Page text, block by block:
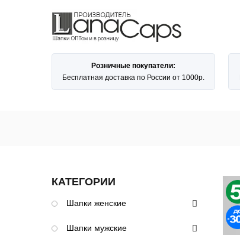
Розничные покупатели:
Бесплатная доставка по России от 1000р.
КАТЕГОРИИ
Шапки женские
Шапки мужские